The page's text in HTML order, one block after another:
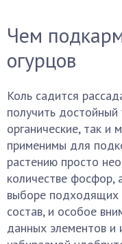
Чем
огурцов
Коль садится
получить достойный
органические, так и
применимы для
растению просто
количестве фосфор,
выборе подходящих
состав, и особое
данных элементов и